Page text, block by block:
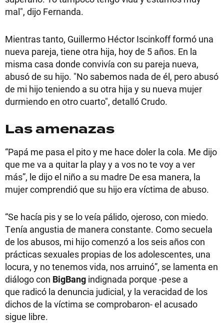
mal", dijo Fernanda.
Mientras tanto, Guillermo Héctor Iscinkoff formó una
nueva pareja, tiene otra hija, hoy de 5 años. En la
misma casa donde convivía con su pareja nueva,
abusó de su hijo. "No sabemos nada de él, pero abusó
de mi hijo teniendo a su otra hija y su nueva mujer
durmiendo en otro cuarto", detalló Crudo.
Las amenazas
“Papá me pasa el pito y me hace doler la cola. Me dijo
que me va a quitar la play y a vos no te voy a ver
más”, le dijo el niño a su madre De esa manera, la
mujer comprendió que su hijo era víctima de abuso.
“Se hacía pis y se lo veía pálido, ojeroso, con miedo.
Tenía angustia de manera constante. Como secuela
de los abusos, mi hijo comenzó a los seis años con
prácticas sexuales propias de los adolescentes, una
locura, y no tenemos vida, nos arruinó”, se lamenta en
diálogo con BigBang indignada porque -pese a
que radicó la denuncia judicial, y la veracidad de los
dichos de la víctima se comprobaron- el acusado
sigue libre.